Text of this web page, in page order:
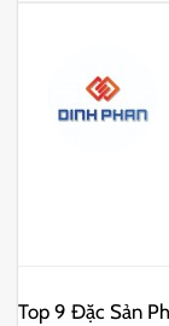
Top 9 Đặc Sản